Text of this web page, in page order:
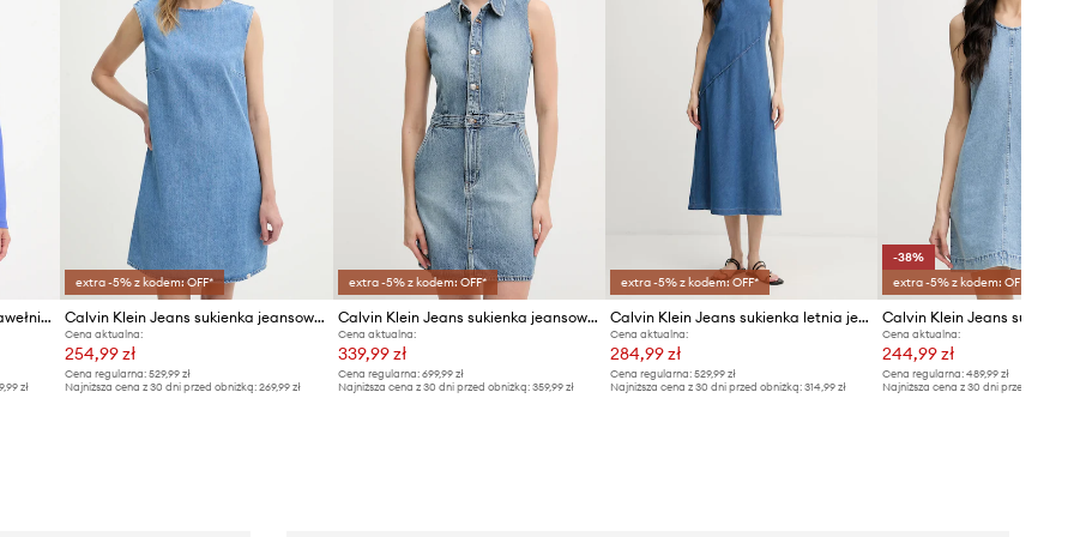
Calvin Klein Jeans sukienka bawełniana z elastanem
zł
extra -5% z kodem: OFF*
Calvin Klein Jeans sukienka jeansowa
Cena aktualna:
254,99 zł
Cena regularna: 529,99 zł
Najniższa cena z 30 dni przed obniżką: 269,99 zł
extra -5% z kodem: OFF*
Calvin Klein Jeans sukienka jeansowa
Cena aktualna:
339,99 zł
Cena regularna: 699,99 zł
Najniższa cena z 30 dni przed obniżką: 359,99 zł
extra -5% z kodem: OFF*
Calvin Klein Jeans sukienka letnia jeansowa
Cena aktualna:
284,99 zł
Cena regularna:529,99 zł
Najniższa cena z 30 dni przed obniżką:314,99 zł
-38%
extra -5% z kodem: OFF*
Cena aktualna:
244,99 zł
Cena regularna: 489,99 zł
Najniższa cena z 30 dni przed obniżką: